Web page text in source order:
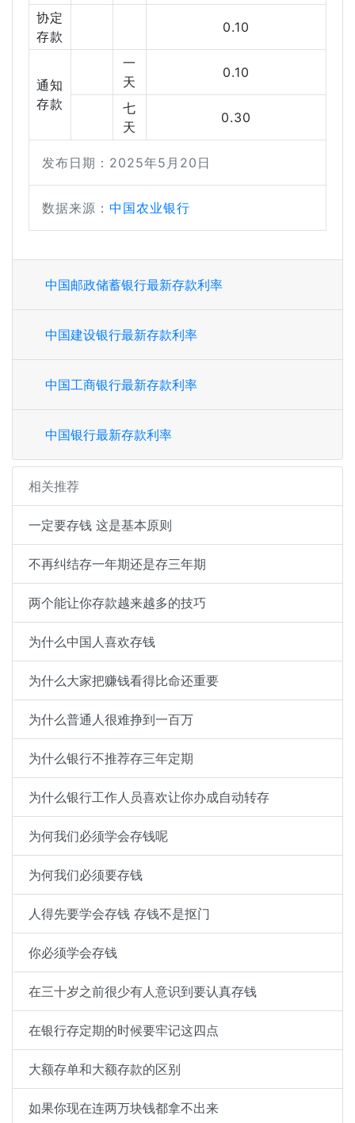
协定
存款
0.10
通知
存款
一
天
0.10
七
天
0.30
发布日期：2025年5月20日
数据来源： 中国农业银行
中国邮政储蓄银行最新存款利率
中国建设银行最新存款利率
中国工商银行最新存款利率
中国银行最新存款利率
相关推荐
一定要存钱 这是基本原则
不再纠结存一年期还是存三年期
两个能让你存款越来越多的技巧
为什么中国人喜欢存钱
为什么大家把赚钱看得比命还重要
为什么普通人很难挣到一百万
为什么银行不推荐存三年定期
为什么银行工作人员喜欢让你办成自动转存
为何我们必须学会存钱呢
为何我们必须要存钱
人得先要学会存钱 存钱不是抠门
你必须学会存钱
在三十岁之前很少有人意识到要认真存钱
在银行存定期的时候要牢记这四点
大额存单和大额存款的区别
如果你现在连两万块钱都拿不出来